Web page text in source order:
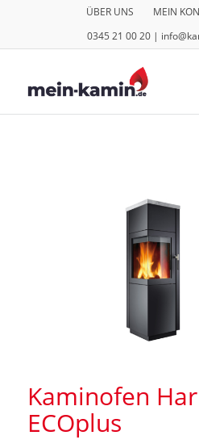
ÜBER UNS MEIN
0345 21 00 20 |
Kaminofen
ECOplus